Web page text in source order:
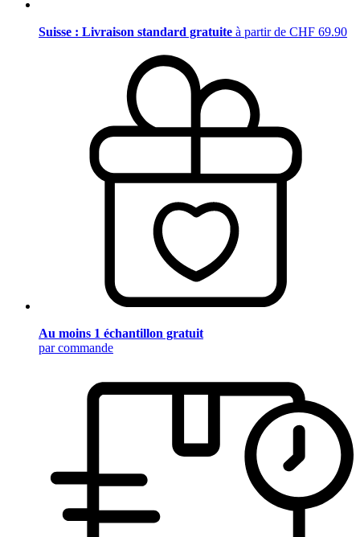
Suisse : Livraison standard gratuite à partir de CHF 69.90
Au moins 1 échantillon gratuit
par commande